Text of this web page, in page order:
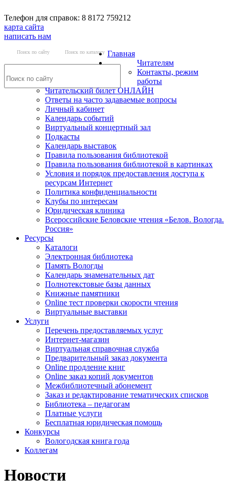
Телефон для справок: 8 8172 759212
карта сайта
написать нам
Поиск по сайту Поиск по каталогу Главная
Читателям
Контакты, режим
работы
Читательский билет ОНЛАЙН
Ответы на часто задаваемые вопросы
Личный кабинет
Календарь событий
Виртуальный концертный зал
Подкасты
Календарь выставок
Правила пользования библиотекой
Правила пользования библиотекой в картинках
Условия и порядок предоставления доступа к
ресурсам Интернет
Политика конфиденциальности
Клубы по интересам
Юридическая клиника
Всероссийские Беловские чтения «Белов. Вологда.
Россия»
Ресурсы
Каталоги
Электронная библиотека
Память Вологды
Календарь знаменательных дат
Полнотекстовые базы данных
Книжные памятники
Online тест проверки скорости чтения
Виртуальные выставки
Услуги
Перечень предоставляемых услуг
Интернет-магазин
Виртуальная справочная служба
Предварительный заказ документа
Online продление книг
Online заказ копий документов
Межбиблиотечный абонемент
Заказ и редактирование тематических списков
Библиотека – педагогам
Платные услуги
Бесплатная юридическая помощь
Конкурсы
Вологодская книга года
Коллегам
Новости